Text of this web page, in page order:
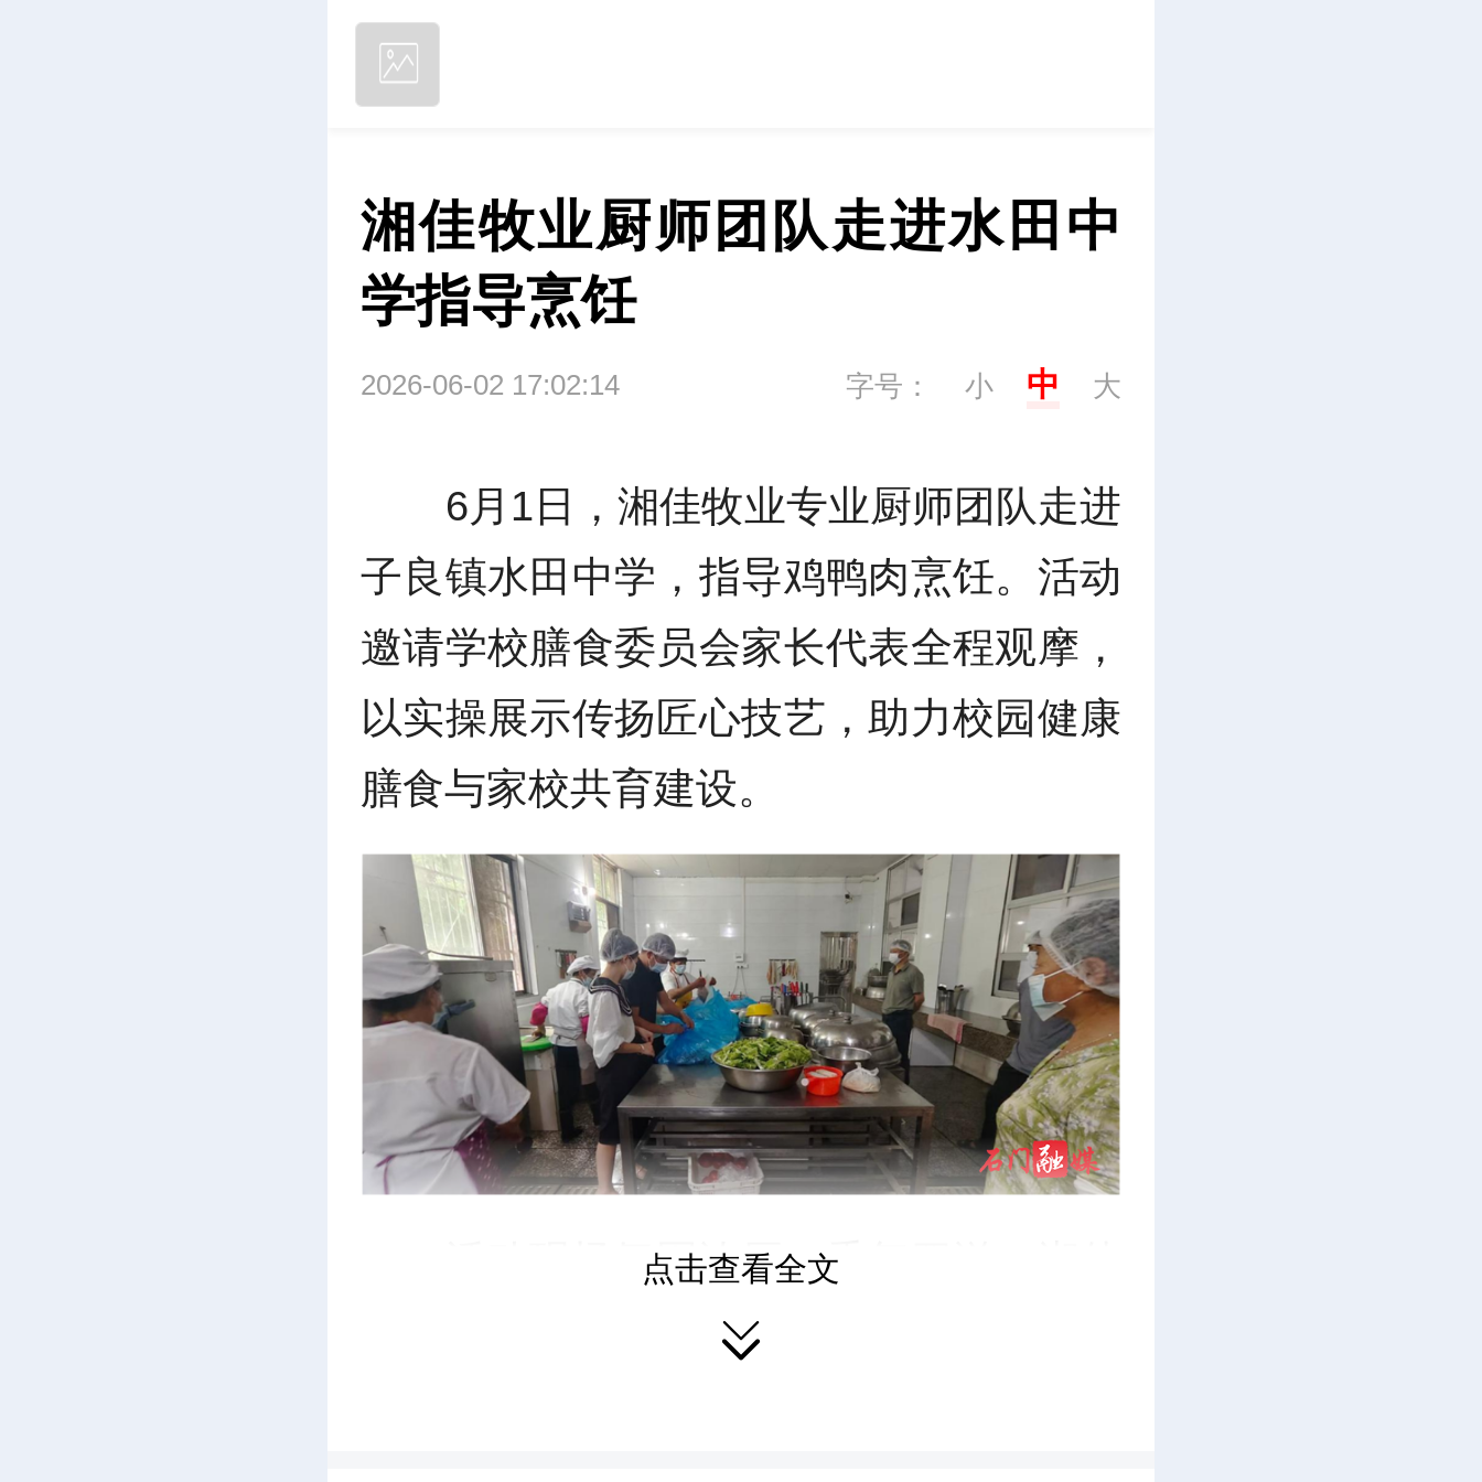
湘佳牧业厨师团队走进水田中
学指导烹饪
2026-06-02 17:02:14 字号： 小 中 大
6月1日，湘佳牧业专业厨师团队走进
子良镇水田中学，指导鸡鸭肉烹饪。活动
邀请学校膳食委员会家长代表全程观摩，
以实操展示传扬匠心技艺，助力校园健康
膳食与家校共育建设。
活动现场氛围浓厚、香气四溢。湘佳
牧业专业厨师现场指导鸡鸭肉烹饪，全程
点击查看全文
